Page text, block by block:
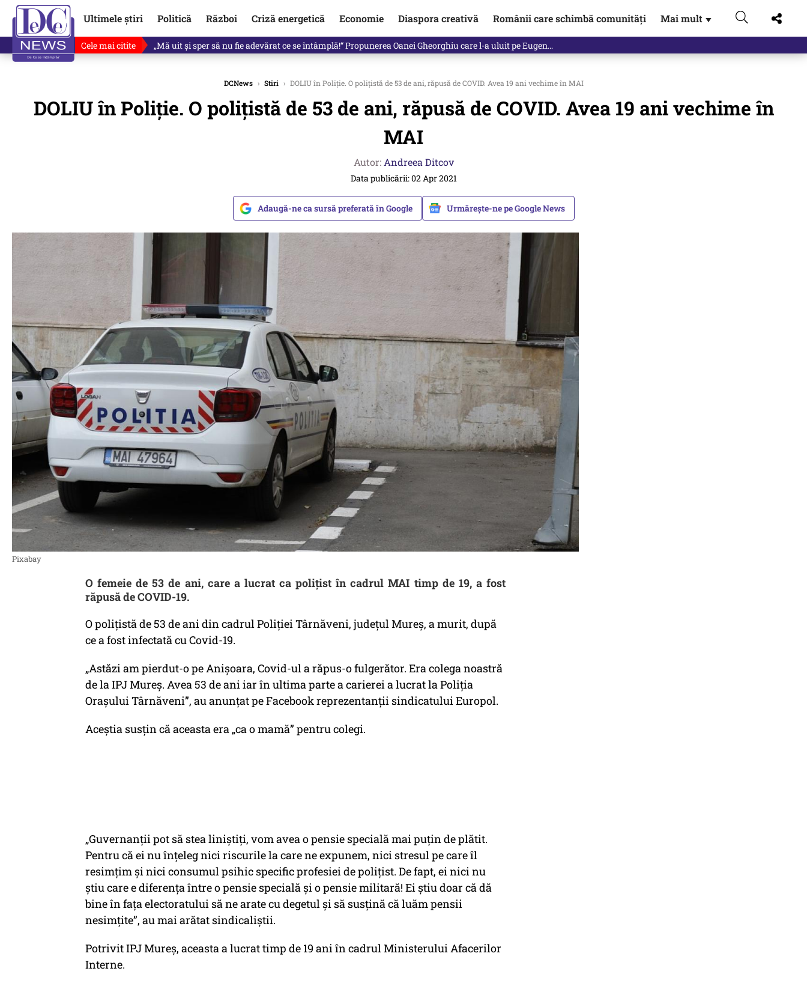
Ultimele știri Politică Război Criză energetică Economie Diaspora creativă Românii care schimbă comunități Mai mult ▼
Cele mai citite Ce se întâmplă cu primul buletin electronic, decizia luată astăzi de Guvern pentru toți românii
DCNews › Stiri › DOLIU în Poliție. O polițistă de 53 de ani, răpusă de COVID. Avea 19 ani vechime în MAI
DOLIU în Poliție. O polițistă de 53 de ani, răpusă de COVID. Avea 19 ani vechime în
MAI
Autor: Andreea Ditcov
Data publicării: 02 Apr 2021
Adaugă-ne ca sursă preferată în Google Urmărește-ne pe Google News
Pixabay
O femeie de 53 de ani, care a lucrat ca polițist în cadrul MAI timp de 19, a fost
răpusă de COVID-19.
O polițistă de 53 de ani din cadrul Poliției Târnăveni, județul Mureș, a murit, după
ce a fost infectată cu Covid-19.
„Astăzi am pierdut-o pe Anișoara, Covid-ul a răpus-o fulgerător. Era colega noastră
de la IPJ Mureș. Avea 53 de ani iar în ultima parte a carierei a lucrat la Poliția
Orașului Târnăveni”, au anunțat pe Facebook reprezentanții sindicatului Europol.
Aceștia susțin că aceasta era „ca o mamă” pentru colegi.
„Guvernanții pot să stea liniștiți, vom avea o pensie specială mai puțin de plătit.
Pentru că ei nu înțeleg nici riscurile la care ne expunem, nici stresul pe care îl
resimțim și nici consumul psihic specific profesiei de polițist. De fapt, ei nici nu
știu care e diferența între o pensie specială și o pensie militară! Ei știu doar că dă
bine în fața electoratului să ne arate cu degetul și să susțină că luăm pensii
nesimțite”, au mai arătat sindicaliștii.
Potrivit IPJ Mureș, aceasta a lucrat timp de 19 ani în cadrul Ministerului Afacerilor
Interne.